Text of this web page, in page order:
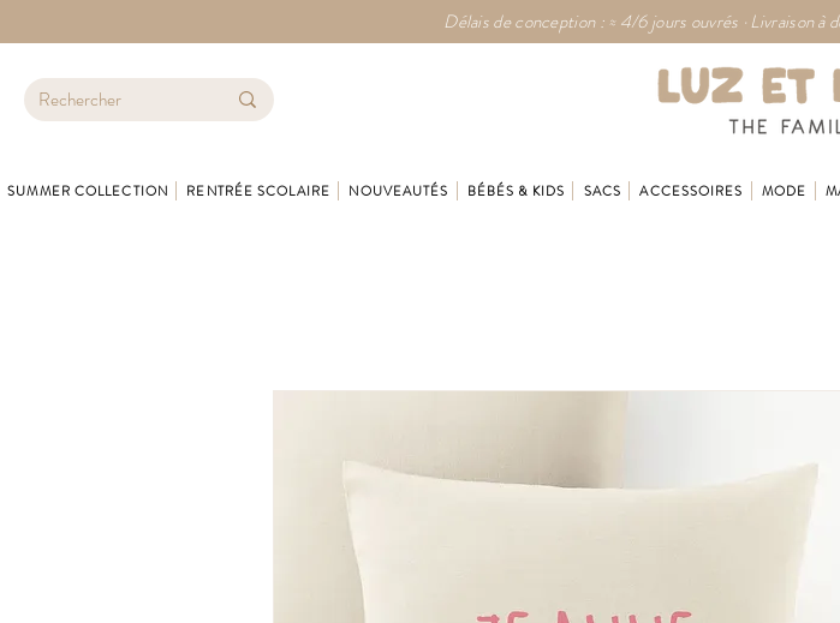
Délais de conception : ≈ 4/6 jours ouvrés · Livraison
SUMMER COLLECTION RENTRÉE SCOLAIRE NOUVEAUTÉS BÉBÉS & KIDS SACS ACCESSOIRES MODE